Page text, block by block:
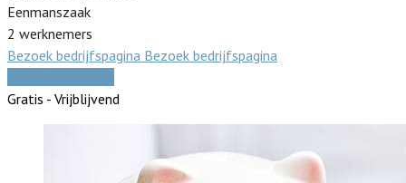
Eenmanszaak
2 werknemers
Bezoek bedrijfspagina Bezoek bedrijfspagina
Gratis - Vrijblijvend